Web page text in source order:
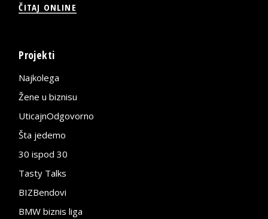
ČITAJ ONLINE
Projekti
Najkolega
Žene u biznisu
UticajnOdgovorno
Šta jedemo
30 ispod 30
Tasty Talks
BIZBendovi
BMW biznis liga